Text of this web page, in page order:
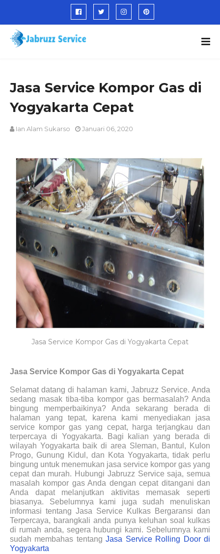
Jasa Service Kompor Gas di
Yogyakarta Cepat
Ian Alam Sukarso Januari 06, 2020
Jasa Service Kompor Gas di Yogyakarta Cepat
Jasa Service Kompor Gas di Yogyakarta Cepat
Selamat datang di halaman kami, Jabruzz Service. Anda
sedang masak tiba-tiba kompor gas bermasalah? Anda
bingung memperbaikinya? Anda sekarang berada di
halaman yang tepat, karena kami menyediakan jasa
service kompor gas yang cepat, harga terjangkau dan
terpercaya di Yogyakarta. Bagi kalian yang berada di
wilayah Yogyakarta baik di area Sleman, Bantul, Kulon
Progo, Gunung Kidul, dan Kota Yogyakarta, tidak perlu
bingung untuk menemukan jasa service kompor gas yang
cepat dan murah. Hubungi Jabruzz Service saja, semua
masalah kompor gas Anda dengan cepat ditangani dan
Anda dapat melanjutkan aktivitas memasak seperti
biasanya. Sebelumnya kami juga sudah menuliskan
informasi tentang Jasa Service Kulkas Bergaransi dan
Terpercaya, barangkali anda punya keluhan soal kulkas
di rumah anda, segera hubungi kami. Sebelumnya kami
sudah membahas tentangJasa Service Rolling Door di
Yogyakarta